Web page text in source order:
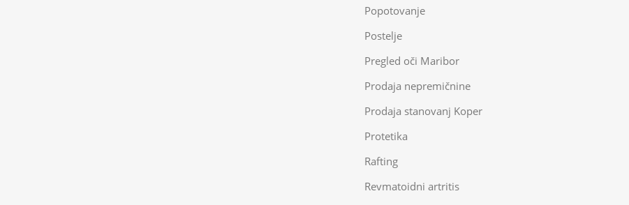
Popotovanje
Postelje
Pregled oči Maribor
Prodaja nepremičnine
Prodaja stanovanj Koper
Protetika
Rafting
Revmatoidni artritis